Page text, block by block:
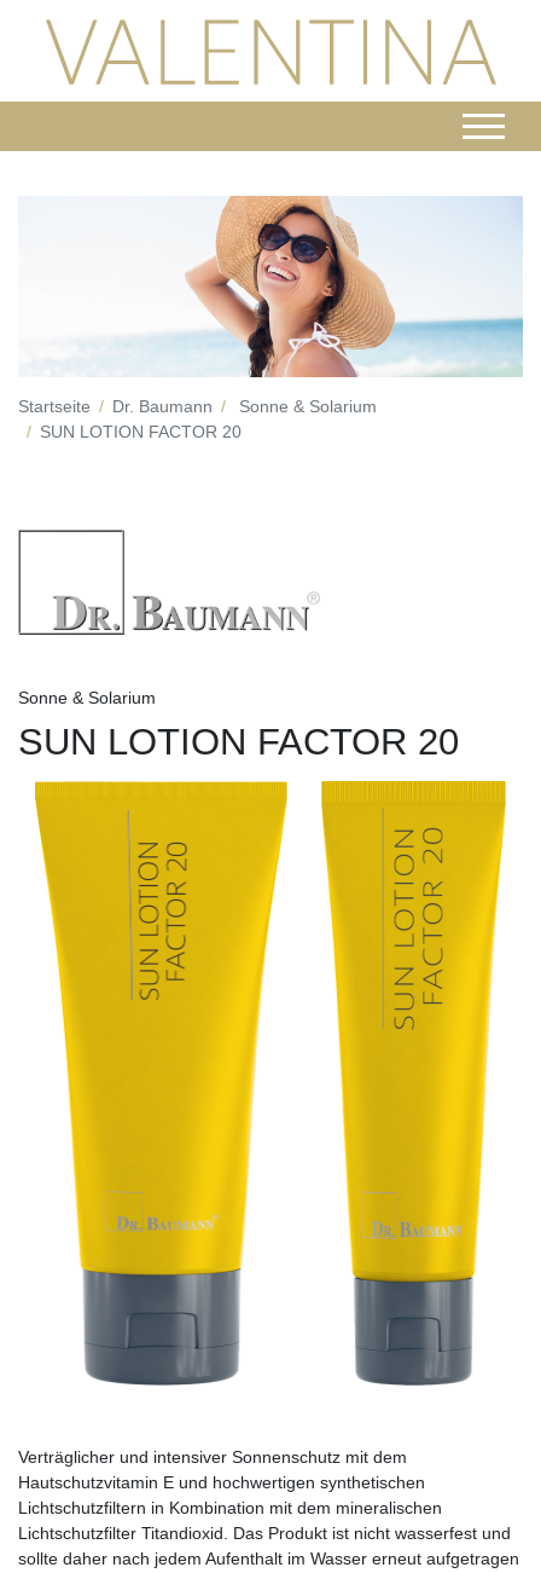
Startseite Dr. Baumann
Sonne & Solarium
SUN LOTION FACTOR 20
Sonne & Solarium
SUN LOTION FACTOR 20
Verträglicher und intensiver Sonnenschutz mit dem
Hautschutzvitamin E und hochwertigen synthetischen
Lichtschutzfiltern in Kombination mit dem mineralischen
Lichtschutzfilter Titandioxid. Das Produkt ist nicht wasserfest und
sollte daher nach jedem Aufenthalt im Wasser erneut aufgetragen